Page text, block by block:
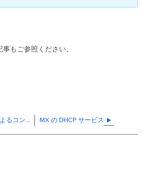
もご参照ください。
Cisco Talos によるコンテンツフィルタリング MX の DHCP サービス